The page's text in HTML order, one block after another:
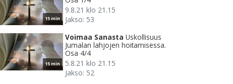
15 min
9.8.21 klo 21.15
Jakso: 53
15 min
Voimaa Sanasta Uskollisuus
Jumalan lahjojen hoitamisessa.
Osa 4/4
5.8.21 klo 21.15
Jakso: 52